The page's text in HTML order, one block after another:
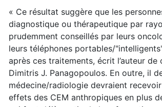
« Ce résultat suggère que les
diagnostique ou thérapeutique par
prudemment conseillés par leurs
leurs téléphones portables/
après ces traitements, écrit l’auteur
Dimitris J. Panagopoulos. En outre, il
médecine/radiologie devraient
effets des CEM anthropiques en plus